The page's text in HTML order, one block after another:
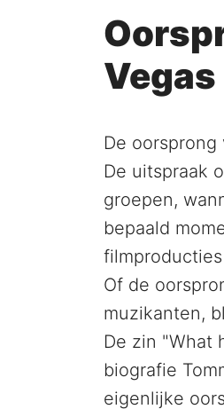
Vegas
De
De uitspraak
groepen,
bepaald
Of de
muzikanten,
De zin "What
biografie
eigenlijke